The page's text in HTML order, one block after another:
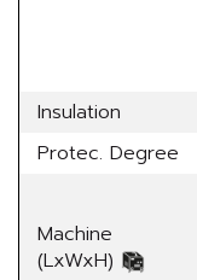
Insulation
Protec. Degree
Machine
(LxWxH)